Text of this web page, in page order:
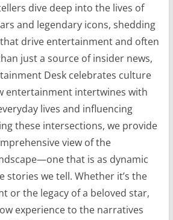
dive deep into the lives of
and legendary icons, shedding
drive entertainment and often
just a source of insider news,
Desk celebrates culture
entertainment intertwines with
lives and influencing
these intersections, we provide
view of the
that is as dynamic
stories we tell. Whether it’s the
or the legacy of a beloved star,
experience to the narratives